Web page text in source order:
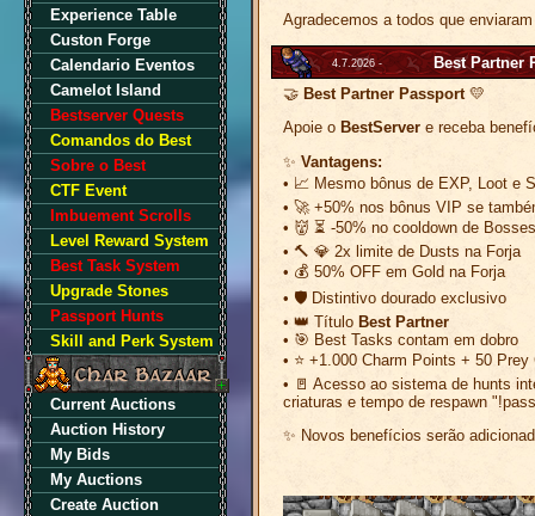
Experience Table
Custon Forge
Calendario Eventos
Camelot Island
Bestserver Quests
Comandos do Best
Sobre o Best
CTF Event
Imbuement Scrolls
Level Reward System
Best Task System
Upgrade Stones
Passport Hunts
Skill and Perk System
Current Auctions
Auction History
My Bids
My Auctions
Create Auction
Agradecemos a todos que
4.7.2026 -
Best Partner
🤝 Best Partner Passport💛
Apoie o BestServer e receba
✨ Vantagens:
• 📈 Mesmo bônus de EXP, Loot e
• 🚀 +50% nos bônus VIP se
• 👹 ⏳ -50% no cooldown de Bosses
• 🔨 💎 2x limite de Dusts na Forja
• 💰 50% OFF em Gold na Forja
• 🛡️ Distintivo dourado exclusivo
• 👑 Título Best Partner
• 🎯 Best Tasks contam em dobro
• ⭐ +1.000 Charm Points + 50 Prey
• 🚪 Acesso ao sistema de hunts
criaturas e tempo de respawn
✨ Novos benefícios serão